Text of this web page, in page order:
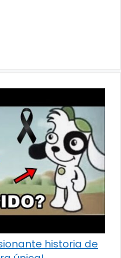
historia de